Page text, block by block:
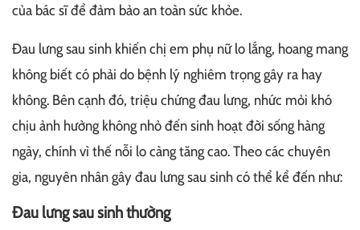
của bác sĩ để đảm bảo an toàn sức khỏe.
Đau lưng sau sinh khiến chị em phụ nữ lo lắng, hoang mang
không biết có phải do bệnh lý nghiêm trọng gây ra hay
không. Bên cạnh đó, triệu chứng đau lưng, nhức mỏi khó
chịu ảnh hưởng không nhỏ đến sinh hoạt đời sống hàng
ngày, chính vì thế nỗi lo càng tăng cao. Theo các chuyên
gia, nguyên nhân gây đau lưng sau sinh có thể kể đến như:
Đau lưng sau sinh thường